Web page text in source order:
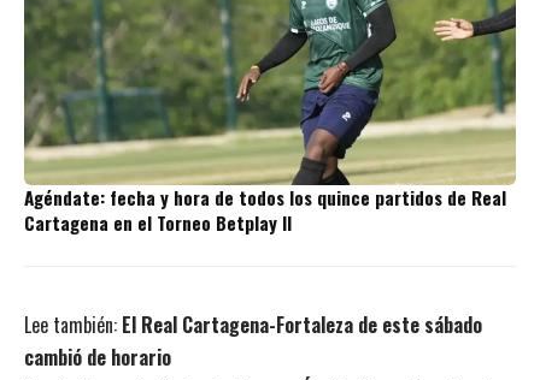
Agéndate: fecha y hora de todos los quince partidos de Real
Cartagena en el Torneo Betplay II
Lee también: El Real Cartagena-Fortaleza de este sábado
cambió de horario